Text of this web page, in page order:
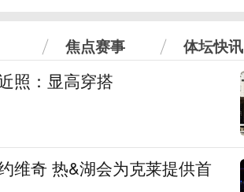
焦点赛事 体坛快讯
照：显高穿搭
维奇 热&湖会为克莱提供首